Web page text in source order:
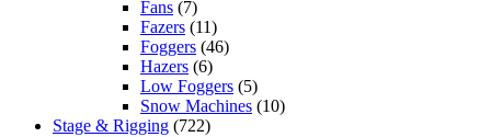
Fans (7)
Fazers (11)
Foggers (46)
Hazers (6)
Low Foggers (5)
Snow Machines (10)
Stage & Rigging (722)